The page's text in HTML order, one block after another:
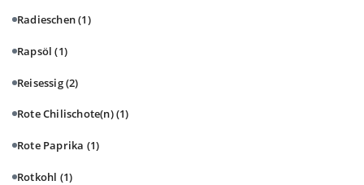
Radieschen(1)
Rapsöl(1)
Reisessig(2)
Rote Chilischote(n)(1)
Rote Paprika (1)
Rotkohl (1)